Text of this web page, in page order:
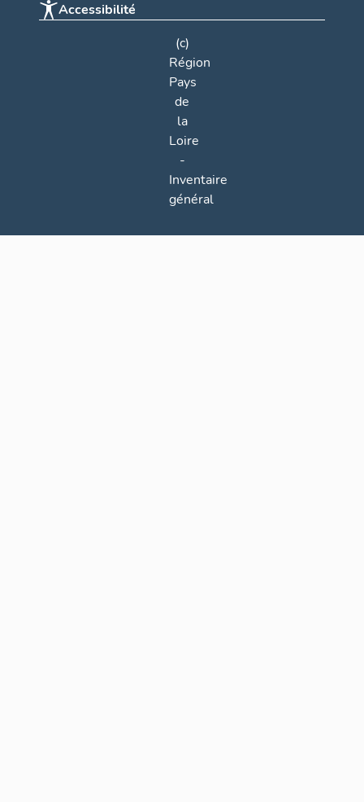
Accessibilité
(c)
Région
Pays
de
la
Loire
-
Inventaire
général